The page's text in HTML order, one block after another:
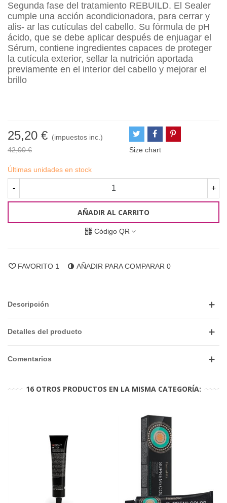
Segunda fase del tratamiento REBUILD. El Sealer
cumple una acción acondicionadora, para cerrar y
alis- ar las cutículas del cabello. Su fórmula de pH
ácido, que se debe aplicar después de enjuagar el
Sérum, contiene ingredientes capaces de proteger
la cutícula exterior, sellar la nutrición aportada
previamente en el interior del cabello y mejorar el
brillo
25,20 € (impuestos inc.)
42,00 €
Size chart
Últimas unidades en stock
- +
AÑADIR AL CARRITO
Código QR
FAVORITO 1 AÑADIR PARA COMPARAR 0
Descripción
Detalles del producto
Comentarios
16 OTROS PRODUCTOS EN LA MISMA CATEGORÍA: